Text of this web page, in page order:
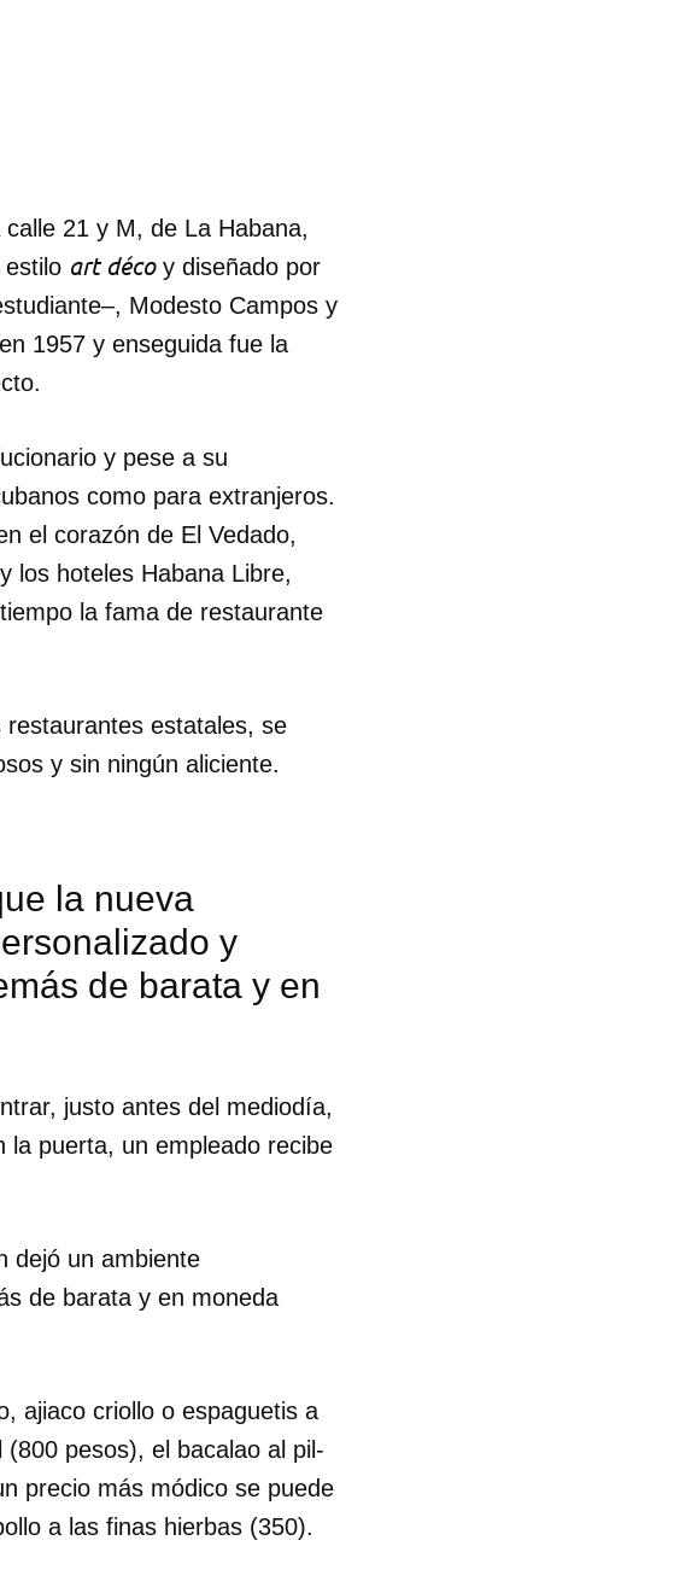
CANCELAR
21 y M, de La Habana,
art décoy diseñado por
Modesto Campos y
1957 y enseguida fue la
y pese a su
como para extranjeros.
el corazón de El Vedado,
los hoteles Habana Libre,
la fama de restaurante
estatales, se
y sin ningún aliciente.
la nueva
y
de barata y en
justo antes del mediodía,
la puerta, un empleado recibe
dejó un ambiente
de barata y en moneda
ajiaco criollo o espaguetis a
pesos), el bacalao al pil-
precio más módico se puede
a las finas hierbas (350).